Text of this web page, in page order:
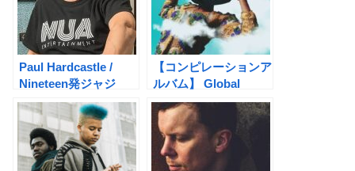
Paul Hardcastle /
Nineteen発ジャジ
ー・エレクトロラウン
ジのパイオニア
【コンピレーションア
ルバム】 Global
Sounds / Boomerang
Records